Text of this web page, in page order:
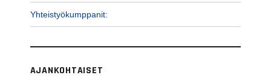
Yhteistyökumppanit:
AJANKOHTAISET